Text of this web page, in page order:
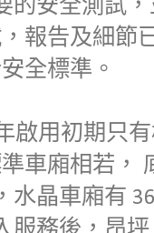
的安全測試
報告及細節
全標準。
啟用初期只
車廂相若，
水晶車廂有